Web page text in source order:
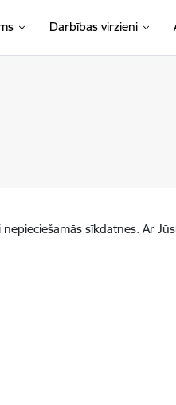
Darbības virzieni
sīkdatnes. Ar